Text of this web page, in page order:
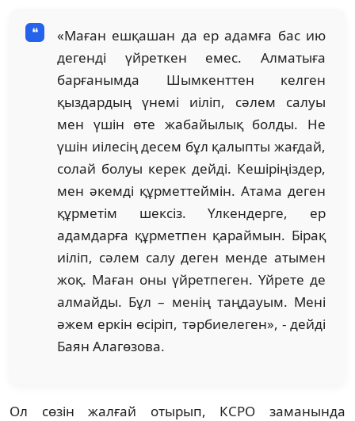
«Маған ешқашан да ер адамға бас ию
дегенді үйреткен емес. Алматыға
барғанымда Шымкенттен келген
қыздардың үнемі иіліп, сәлем салуы
мен үшін өте жабайылық болды. Не
үшін иілесің десем бұл қалыпты жағдай,
солай болуы керек дейді. Кешіріңіздер,
мен әкемді құрметтеймін. Атама деген
құрметім шексіз. Үлкендерге, ер
адамдарға құрметпен қараймын. Бірақ
иіліп, сәлем салу деген менде атымен
жоқ. Маған оны үйретпеген. Үйрете де
алмайды. Бұл – менің таңдауым. Мені
әжем еркін өсіріп, тәрбиелеген», - дейді
Баян Алагөзова.
Ол сөзін жалғай отырып, КСРО заманында